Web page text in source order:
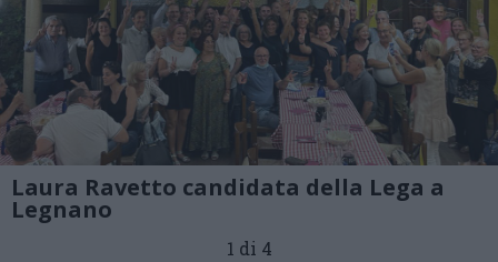
Laura Ravetto candidata della Lega a
Legnano
1 di 4